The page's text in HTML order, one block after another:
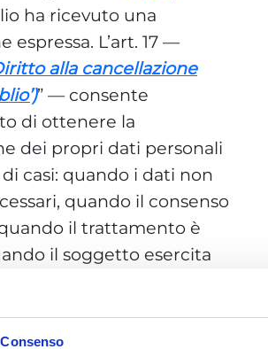
Consenso
utilizza i cookie
per personalizzare contenuti ed
ha ricevuto una
espressa. L’art. 17 —
alla cancellazione
” — consente
di ottenere la
dei propri dati personali
casi: quando i dati non
quando il consenso
il trattamento è
il soggetto esercita